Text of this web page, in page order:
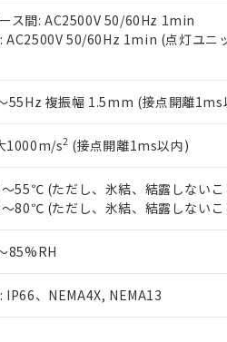
ス間: AC2500V 50/60Hz 1min
AC2500V 50/60Hz 1min (点灯ユニ
55Hz 複振幅 1.5mm (接点開離1ms
1000m/s2 (接点開離1ms以内)
55℃ (ただし、氷結、結露しないこ
80℃ (ただし、氷結、結露しないこ
85%RH
IP66、NEMA4X, NEMA13
ております。